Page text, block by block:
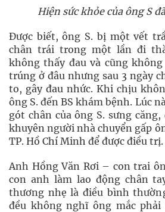
Hiện sức khỏe của ông S
Được biết, ông S. bị một vết
chân trái trong một lần đi
không thấy đau và cũng
trúng ở đâu nhưng sau 3 ngày
to, gây đau nhức. Khi chịu
ông S. đến BS khám bệnh. Lúc
gót chân của ông S. sưng
khuyên người nhà chuyển gấp
TP. Hồ Chí Minh để được điều trị.
Anh Hồng Văn Rơi – con trai
con anh làm lao động chân
thương nhẹ là điều bình
đều không nghĩ ông mắc